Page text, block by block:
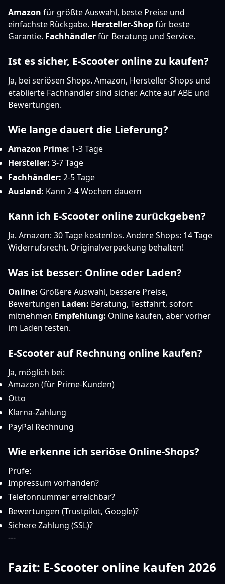
Amazon für größte Auswahl, beste Preise und
einfachste Rückgabe. Hersteller-Shopfür beste
Garantie. Fachhändlerfür Beratung und Service.
Ist es sicher, E-Scooter online zu kaufen?
Ja, bei seriösen Shops. Amazon, Hersteller-Shops und
etablierte Fachhändler sind sicher. Achte auf ABE und
Bewertungen.
Wie lange dauert die Lieferung?
Amazon Prime: 1-3 Tage
Hersteller: 3-7 Tage
Fachhändler: 2-5 Tage
Ausland: Kann 2-4 Wochen dauern
Kann ich E-Scooter online zurückgeben?
Ja. Amazon: 30 Tage kostenlos. Andere Shops: 14 Tage
Widerrufsrecht. Originalverpackung behalten!
Was ist besser: Online oder Laden?
Online: Größere Auswahl, bessere Preise,
Bewertungen Laden: Beratung, Testfahrt, sofort
mitnehmen Empfehlung: Online kaufen, aber vorher
im Laden testen.
E-Scooter auf Rechnung online kaufen?
Ja, möglich bei:
Amazon (für Prime-Kunden)
Otto
Klarna-Zahlung
PayPal Rechnung
Wie erkenne ich seriöse Online-Shops?
Prüfe:
Impressum vorhanden?
Telefonnummer erreichbar?
Bewertungen (Trustpilot, Google)?
Sichere Zahlung (SSL)?
---
Fazit: E-Scooter online kaufen 2026